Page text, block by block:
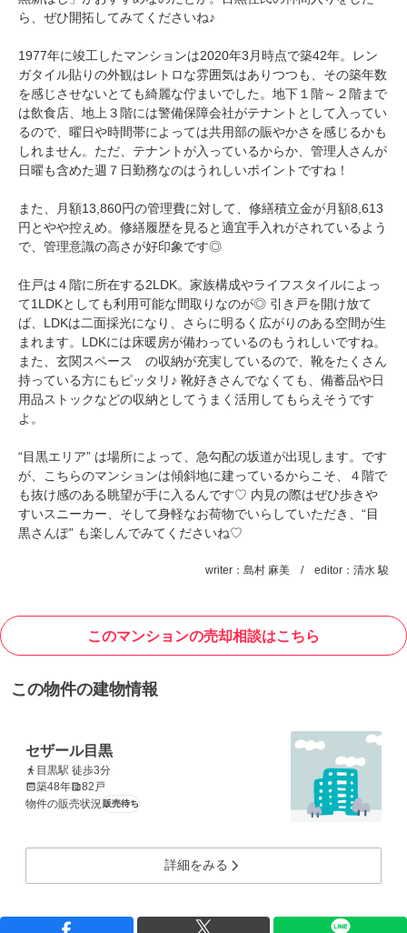
ら、ぜひ開拓してみてくださいね♪
1977年に竣工したマンションは2020年3月時点で築42年。レン
ガタイル貼りの外観はレトロな雰囲気はありつつも、その築年数
を感じさせないとても綺麗な佇まいでした。地下１階～２階まで
は飲食店、地上３階には警備保障会社がテナントとして入ってい
るので、曜日や時間帯によっては共用部の賑やかさを感じるかも
しれません。ただ、テナントが入っているからか、管理人さんが
日曜も含めた週７日勤務なのはうれしいポイントですね！
また、月額13,860円の管理費に対して、修繕積立金が月額8,613
円とやや控えめ。修繕履歴を見ると適宜手入れがされているよう
で、管理意識の高さが好印象です◎
住戸は４階に所在する2LDK。家族構成やライフスタイルによっ
て1LDKとしても利用可能な間取りなのが◎ 引き戸を開け放て
ば、LDKは二面採光になり、さらに明るく広がりのある空間が生
まれます。LDKには床暖房が備わっているのもうれしいですね。
また、玄関スペース の収納が充実しているので、靴をたくさん
持っている方にもピッタリ♪ 靴好きさんでなくても、備蓄品や日
用品ストックなどの収納としてうまく活用してもらえそうです
よ。
“目黒エリア” は場所によって、急勾配の坂道が出現します。です
が、こちらのマンションは傾斜地に建っているからこそ、４階で
も抜け感のある眺望が手に入るんです♡ 内見の際はぜひ歩きや
すいスニーカー、そして身軽なお荷物でいらしていただき、“目
黒さんぽ” も楽しんでみてくださいね♡
writer：島村 麻美 / editor：清水 駿
このマンションの売却相談はこちら
この物件の建物情報
セザール目黒
目黒駅 徒歩3分
築48年
82戸
物件の販売状況 販売待ち
詳細をみる